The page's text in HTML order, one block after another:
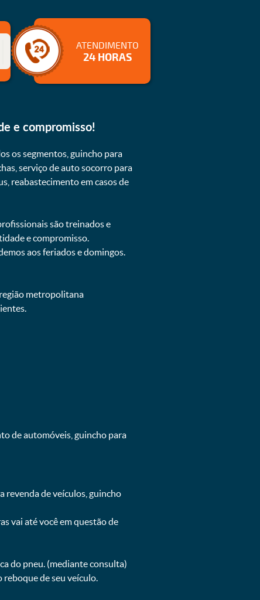
ATENDIMENTO
24 HORAS
e compromisso!
os segmentos, guincho para
serviço de auto socorro para
reabastecimento em casos de
são treinados e
e compromisso.
aos feriados e domingos.
metropolitana
de automóveis, guincho para
revenda de veículos, guincho
vai até você em questão de
do pneu. (mediante consulta)
reboque de seu veículo.